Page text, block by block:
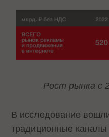
Рост рынка с
В исследование
традиционные